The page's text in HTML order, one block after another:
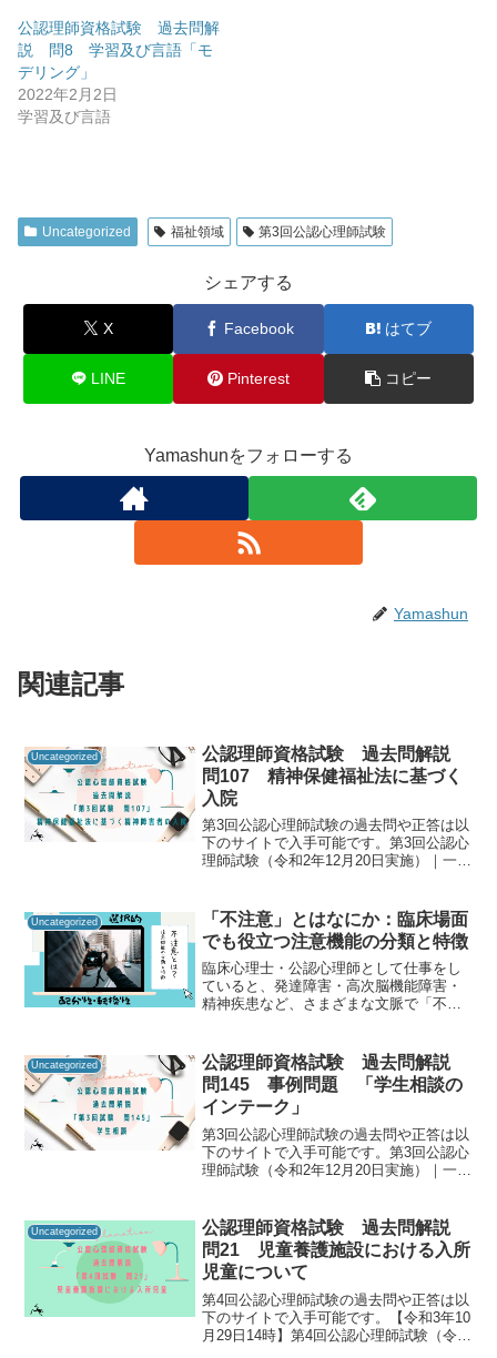
公認理師資格試験 過去問解
説 問8 学習及び言語「モ
デリング」
2022年2月2日
学習及び言語
Uncategorized 福祉領域 第3回公認心理師試験
シェアする
X Facebook はてブ
LINE Pinterest コピー
Yamashunをフォローする
Yamashun
関連記事
Uncategorized
公認理師資格試験 過去問解説
問107 精神保健福祉法に基づく
入院
第3回公認心理師試験の過去問や正答は以
下のサイトで入手可能です。第3回公認心
理師試験（令和2年12月20日実施）｜一般
ることで「自分に必要な知識は何か」を
知るための手が...
Uncategorized
「不注意」とはなにか：臨床場面
でも役立つ注意機能の分類と特徴
臨床心理士・公認心理師として仕事をし
ていると、発達障害・高次脳機能障害・
精神疾患など、さまざまな文脈で「不注
は、心理臨床現場でも押さえておく必要
がある『注意』に関して、『...
Uncategorized
公認理師資格試験 過去問解説
問145 事例問題 「学生相談の
インテーク」
第3回公認心理師試験の過去問や正答は以
下のサイトで入手可能です。第3回公認心
理師試験（令和2年12月20日実施）｜一般
ることで「自分に必要な知識は何か」を
知るための手が...
Uncategorized
公認理師資格試験 過去問解説
問21 児童養護施設における入所
児童について
第4回公認心理師試験の過去問や正答は以
下のサイトで入手可能です。【令和3年10
月29日14時】第4回公認心理師試験（令和